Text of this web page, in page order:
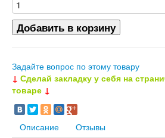
Задайте вопрос по этому товару
↓ Сделай закладку у себя на
товаре ↓
Описание Отзывы